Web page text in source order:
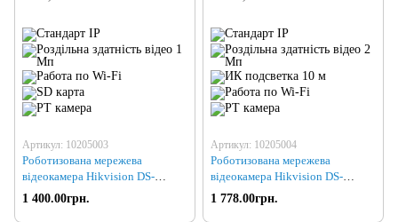
Артикул: 10205003
Роботизована мережева
відеокамера Hikvision DS-
2CV2Q01FD-IW (PTZ 720P)
1 400.00грн.
Артикул: 10205004
Роботизована мережева
відеокамера Hikvision DS-
2CV2Q21FD-IW (PTZ 1080P)
1 778.00грн.